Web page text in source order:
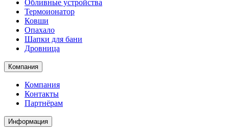
Обливные устройства
Термоионатор
Ковши
Опахало
Шапки для бани
Дровница
Компания
Компания
Контакты
Партнёрам
Информация